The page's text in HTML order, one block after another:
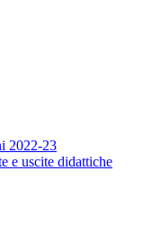
2022-23
e uscite didattiche